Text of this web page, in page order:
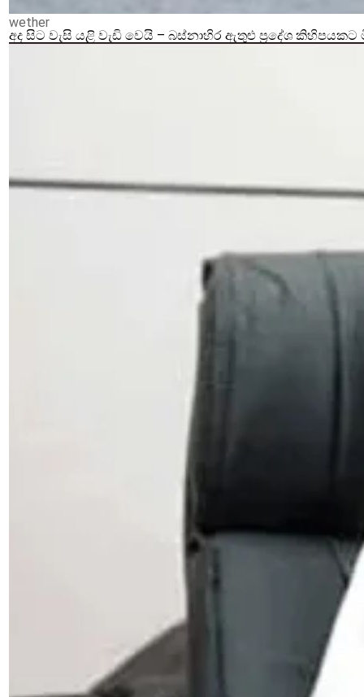
wether
අද සිට වැසි යළි වැඩි වෙයි – බස්නාහිර ඇතුළු ප්‍රදේශ කිහිපයකට